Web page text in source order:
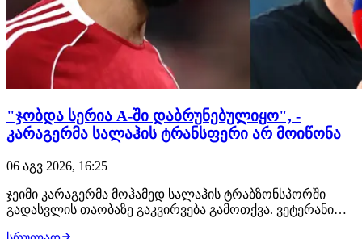
"ჯობდა სერია A-ში დაბრუნებულიყო", -
კარაგერმა სალაჰის ტრანსფერი არ მოიწონა
06 აგვ 2026, 16:25
ჯეიმი კარაგერმა მოჰამედ სალაჰის ტრაბზონსპორში
გადასვლის თაობაზე გაკვირვება გამოთქვა. ვეტერანი